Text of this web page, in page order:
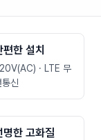
편한 설치
· LTE 무
통신
명한 고화질